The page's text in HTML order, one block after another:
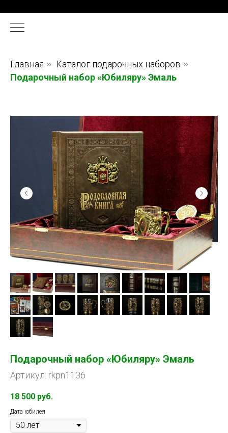
Главная » Каталог подарочных наборов »
Подарочный набор «Юбиляру» Эмаль
Подарочный набор «Юбиляру» Эмаль
Артикул: rkpn1136
18 500 руб.
Дата юбилея